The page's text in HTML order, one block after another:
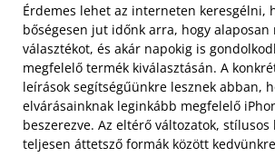
Érdemes lehet az interneten keresgélni,
bőségesen jut időnk arra, hogy alaposan
választékot, és akár napokig is
megfelelő termék kiválasztásán. A
leírások segítségűünkre lesznek abban,
elvárásainknak leginkább megfelelő
beszerezve. Az eltérő változatok, stílusos
teljesen áttetsző formák között